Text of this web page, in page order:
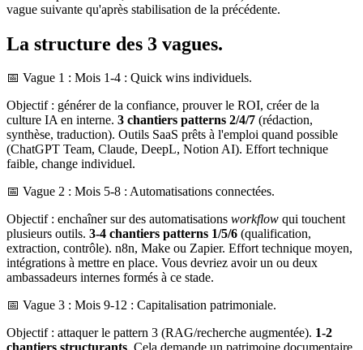
vague suivante qu'après stabilisation de la précédente.
La structure des 3 vagues.
📅 Vague 1 : Mois 1-4 : Quick wins individuels.
Objectif : générer de la confiance, prouver le ROI, créer de la
culture IA en interne. 3 chantiers patterns 2/4/7 (rédaction,
synthèse, traduction). Outils SaaS prêts à l'emploi quand possible
(ChatGPT Team, Claude, DeepL, Notion AI). Effort technique
faible, change individuel.
📅 Vague 2 : Mois 5-8 : Automatisations connectées.
Objectif : enchaîner sur des automatisations workflow qui touchent
plusieurs outils. 3-4 chantiers patterns 1/5/6 (qualification,
extraction, contrôle). n8n, Make ou Zapier. Effort technique moyen,
intégrations à mettre en place. Vous devriez avoir un ou deux
ambassadeurs internes formés à ce stade.
📅 Vague 3 : Mois 9-12 : Capitalisation patrimoniale.
Objectif : attaquer le pattern 3 (RAG/recherche augmentée). 1-2